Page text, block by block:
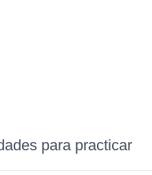
para practicar